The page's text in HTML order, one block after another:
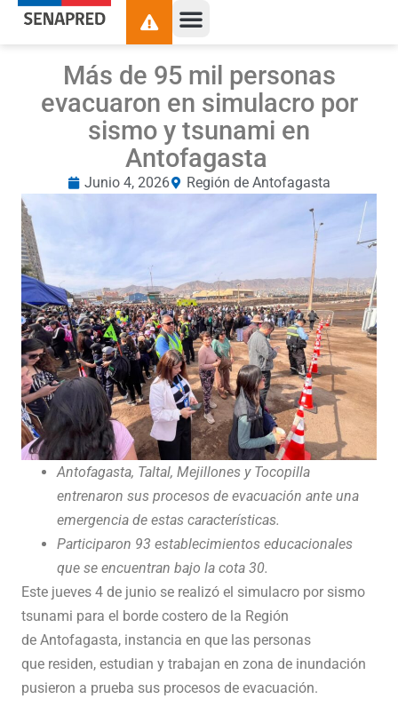
Más de 95 mil personas
evacuaron en simulacro por
sismo y tsunami en
Antofagasta
Junio 4, 2026 Región de Antofagasta
Antofagasta, Taltal, Mejillones y Tocopilla
entrenaron sus procesos de evacuación ante una
emergencia de estas características.
Participaron 93 establecimientos educacionales
que se encuentran bajo la cota 30.
Este jueves 4 de junio se realizó el simulacro por sismo
tsunami para el borde costero de la Región
de Antofagasta, instancia en que las personas
que residen, estudian y trabajan en zona de inundación
pusieron a prueba sus procesos de evacuación.